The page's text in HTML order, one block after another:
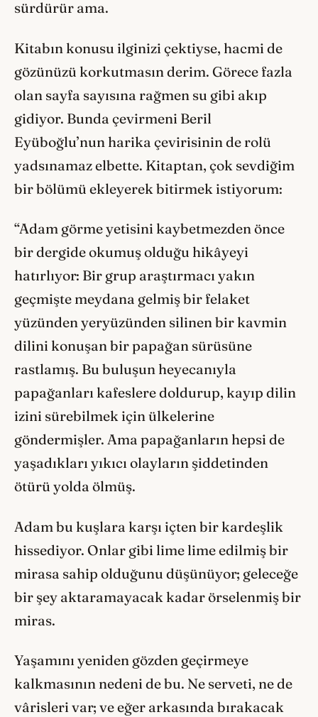
sürdürür ama.
Kitabın konusu ilginizi çektiyse, hacmi de
gözünüzü korkutmasın derim. Görece fazla
olan sayfa sayısına rağmen su gibi akıp
gidiyor. Bunda çevirmeni Beril
Eyüboğlu’nun harika çevirisinin de rolü
yadsınamaz elbette. Kitaptan, çok sevdiğim
bir bölümü ekleyerek bitirmek istiyorum:
“Adam görme yetisini kaybetmezden önce
bir dergide okumuş olduğu hikâyeyi
hatırlıyor: Bir grup araştırmacı yakın
geçmişte meydana gelmiş bir felaket
yüzünden yeryüzünden silinen bir kavmin
dilini konuşan bir papağan sürüsüne
rastlamış. Bu buluşun heyecanıyla
papağanları kafeslere doldurup, kayıp dilin
izini sürebilmek için ülkelerine
göndermişler. Ama papağanların hepsi de
yaşadıkları yıkıcı olayların şiddetinden
ötürü yolda ölmüş.
Adam bu kuşlara karşı içten bir kardeşlik
hissediyor. Onlar gibi lime lime edilmiş bir
mirasa sahip olduğunu düşünüyor; geleceğe
bir şey aktaramayacak kadar örselenmiş bir
miras.
Yaşamını yeniden gözden geçirmeye
kalkmasının nedeni de bu. Ne serveti, ne de
vârisleri var; ve eğer arkasında bırakacak